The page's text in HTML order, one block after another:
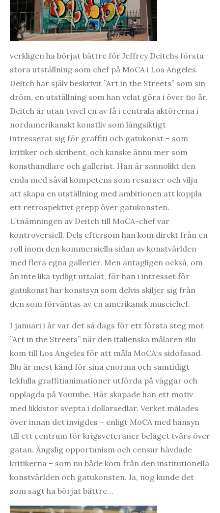
verkligen ha börjat bättre för Jeffrey Deitchs första
stora utställning som chef på MoCA i Los Angeles.
Deitch har själv beskrivit ”Art in the Streets” som sin
dröm, en utställning som han velat göra i över tio år.
Deitch är utan tvivel en av få i centrala aktörerna i
nordamerikanskt konstliv som långsiktigt
intresserat sig för graffiti och gatukonst – som
kritiker och skribent, och kanske ännu mer som
konsthandlare och gallerist. Han är sannolikt den
enda med såväl kompetens som resurser och vilja
att skapa en utställning med ambitionen att koppla
ett retrospektivt grepp över gatukonsten.
Utnämningen av Deitch till MoCA-chef var
kontroversiell. Dels eftersom han kom direkt från en
roll inom den kommersiella sidan av konstvärlden
med flera egna gallerier. Men antagligen också, om
än inte lika tydligt uttalat, för han i intresset för
gatukonst har konstsyn som delvis skiljer sig från
den som förväntas av en amerikansk museichef.
I januari i år var det så dags för ett första steg mot
”Art in the Streets” när den italienska målaren Blu
kom till Los Angeles för att måla MoCA:s sidofasad.
Blu är mest känd för sina enorma och samtidigt
lekfulla graffitianimationer utförda på väggar och
upplagda på Youtube. Här skapade han ett motiv
med likkistor svepta i dollarsedlar. Verket målades
över innan det invigdes – enligt MoCA med hänsyn
till ett centrum för krigsveteraner beläget tvärs över
gatan. Ängslig opportunism och censur hävdade
kritikerna – som nu både kom från den institutionella
konstvärlden och gatukonsten. Ja, nog kunde det
som sagt ha börjat bättre…